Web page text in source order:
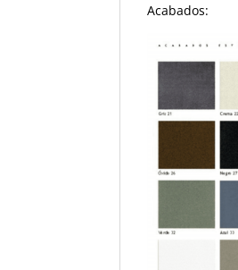
Acabados: